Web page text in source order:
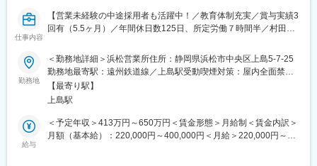
入社後、約1～3年程度は内勤営業として受発注対応や納期管理、
見積作成といった業務を担当します。その後、外勤営業としてお
客様のニーズを汲み取り、最適な電子部品を選定し提案していき
できる仕事です。
■組織体制：
営業部門には50代男性が3名、30代女性が1名、20代女性が4名、
す。内勤・外勤のペアでお客様に対応し、チームワークを大切に
しています。中途社員も多く活躍しており、サポート体制も整っ
仕事内容
【営業未経験の中途採用者も活躍中！／教育体制充実／賞与実績3
回有（5.5ヶ月）／年間休日数125日、所定労働７時間半／村田製
■募集背景：
設立40年、東京に本社を置くエレクトロニクス商社の当社にて、
業績拡大中のため増員募集をいたします。いずれは組織の中核と
して活躍頂ける方の採用を期待しています。
■業務概要：
勤務地
＜勤務地詳細＞浜松営業所住所：静岡県浜松市中央区上島5-7-25
勤務地最寄駅：遠州鉄道線／上島駅受動喫煙対策：屋内全面禁煙
変更の範囲：会社の定める事業所
【最寄り駅】
上島駅
給与
＜予定年収＞413万円～650万円＜賃金形態＞月給制＜賃金内訳＞
月額（基本給）：220,000円～400,000円＜月給＞220,000円～